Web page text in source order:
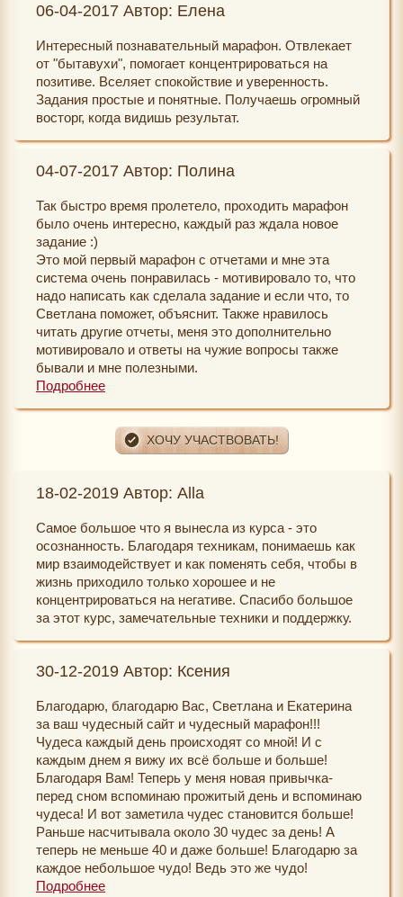
мотивационный курс! Побольше чудес Вам и вашим
близким!
Спасибо за Ваш труд и за ЧУДЕСА!
06-04-2017 Автор: Елена
Интересный познавательный марафон. Отвлекает
от "бытавухи", помогает концентрироваться на
позитиве. Вселяет спокойствие и уверенность.
Задания простые и понятные. Получаешь огромный
восторг, когда видишь результат.
04-07-2017 Автор: Полина
Так быстро время пролетело, проходить марафон
было очень интересно, каждый раз ждала новое
задание :)
Это мой первый марафон с отчетами и мне эта
система очень понравилась - мотивировало то, что
надо написать как сделала задание и если что, то
Светлана поможет, объяснит. Также нравилось
читать другие отчеты, меня это дополнительно
мотивировало и ответы на чужие вопросы также
бывали и мне полезными.
это чего уже стоит)
- больше концентрируюсь на позитиве, отгоняю
постоянная работа над собой
и т.д.
- больше благодарю Вселенную за все хорошее и
красивое, что имею
Задания марафона показали и помогли
прочувствовать простую истину, которую вроде бы
многие знают, но не используют - мы притягиваем то,
о чем думаем, как мыслим, какие поступки сами
Хочу сказать огромное спасибо Светлане и
просто огромные умнички и волшебницы!!
Подробнее
18-02-2019 Автор: Alla
Самое большое что я вынесла из курса - это
осознанность. Благодаря техникам, понимаешь как
мир взаимодействует и как поменять себя, чтобы в
жизнь приходило только хорошее и не
концентрироваться на негативе. Спасибо большое
за этот курс, замечательные техники и поддержку.
30-12-2019 Автор: Ксения
Благодарю, благодарю Вас, Светлана и Екатерина
за ваш чудесный сайт и чудесный марафон!!!
Чудеса каждый день происходят со мной! И с
каждым днем я вижу их всё больше и больше!
Благодаря Вам! Теперь у меня новая привычка-
перед сном вспоминаю прожитый день и вспоминаю
чудеса! И вот заметила чудес становится больше!
Раньше насчитывала около 30 чудес за день! А
теперь не меньше 40 и даже больше! Благодарю за
каждое небольшое чудо! Ведь это же чудо!
Подарок! Класс!
Подробнее